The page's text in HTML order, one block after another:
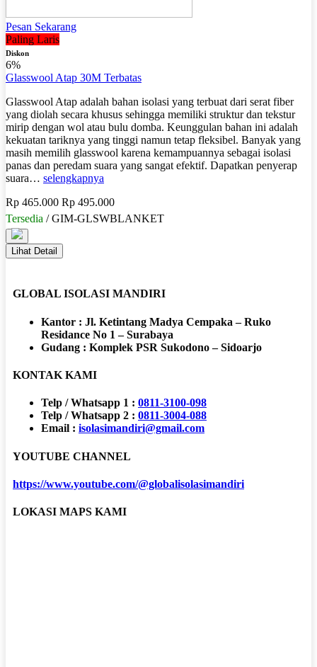
Pesan Sekarang
Paling Laris
Diskon
6%
Glasswool Atap 30M Terbatas
Glasswool Atap adalah bahan isolasi yang terbuat dari serat fiber
yang diolah secara khusus sehingga memiliki struktur dan tekstur
mirip dengan wol atau bulu domba. Keunggulan bahan ini adalah
kekuatan tariknya yang tinggi namun tetap fleksibel. Banyak yang
masih memilih glasswool karena kemampuannya sebagai isolasi
panas dan peredam suara yang sangat efektif. Dapatkan penyerap
suara… selengkapnya
Rp 465.000 Rp 495.000
Tersedia / GIM-GLSWBLANKET
Lihat Detail
GLOBAL ISOLASI MANDIRI
Kantor : Jl. Ketintang Madya Cempaka – Ruko
Residance No 1 – Surabaya
Gudang : Komplek PSR Sukodono – Sidoarjo
KONTAK KAMI
Telp / Whatsapp 1 : 0811-3100-098
Telp / Whatsapp 2 : 0811-3004-088
Email : isolasimandiri@gmail.com
YOUTUBE CHANNEL
https://www.youtube.com/@globalisolasimandiri
LOKASI MAPS KAMI